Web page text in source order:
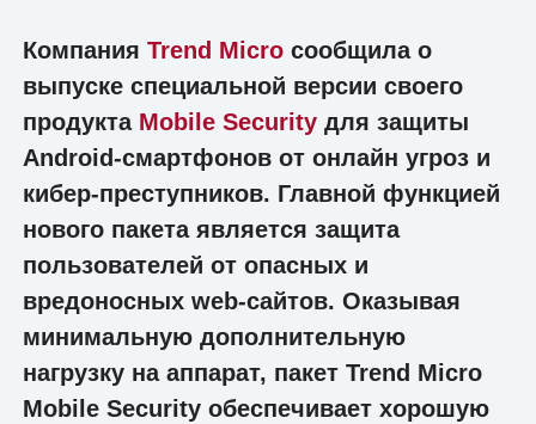
Компания Trend Microсообщила о
выпуске специальной версии своего
продукта Mobile Securityдля защиты
Android-смартфонов от онлайн угроз и
кибер-преступников. Главной функцией
нового пакета является защита
пользователей от опасных и
вредоносных web-сайтов. Оказывая
минимальную дополнительную
нагрузку на аппарат, пакет Trend Micro
Mobile Security обеспечивает хорошую